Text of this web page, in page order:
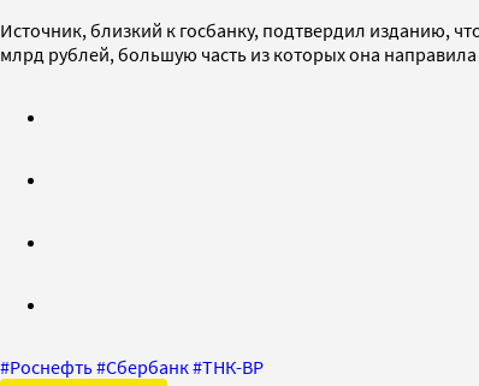
Источник, близкий к госбанку, подтвердил изданию,
млрд рублей, большую часть из которых она
#Роснефть#Сбербанк#ТНК-BP